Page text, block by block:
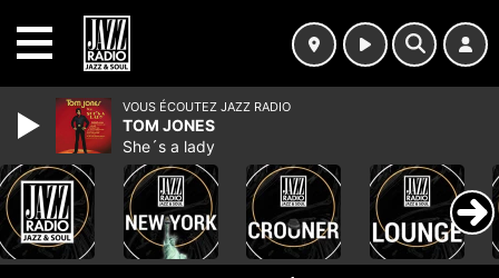
VOUS ÉCOUTEZ JAZZ RADIO
TOM JONES
She´s a lady